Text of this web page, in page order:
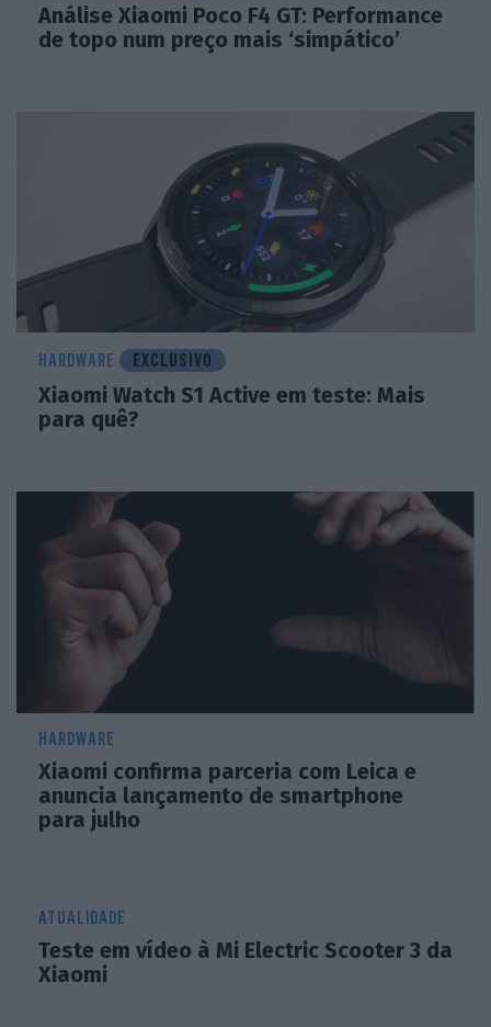
Análise Xiaomi Poco F4 GT: Performance
de topo num preço mais ‘simpático’
HARDWARE EXCLUSIVO
Xiaomi Watch S1 Active em teste: Mais
para quê?
HARDWARE
Xiaomi confirma parceria com Leica e
anuncia lançamento de smartphone
para julho
ATUALIDADE
Teste em vídeo à Mi Electric Scooter 3 da
Xiaomi